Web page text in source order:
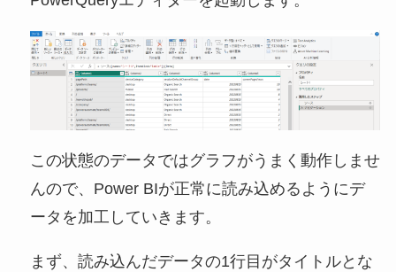
この状態のデータではグラフがうまく動作しませ
んので、Power BIが正常に読み込めるようにデ
ータを加工していきます。
まず、読み込んだデータの1行目がタイトルとな